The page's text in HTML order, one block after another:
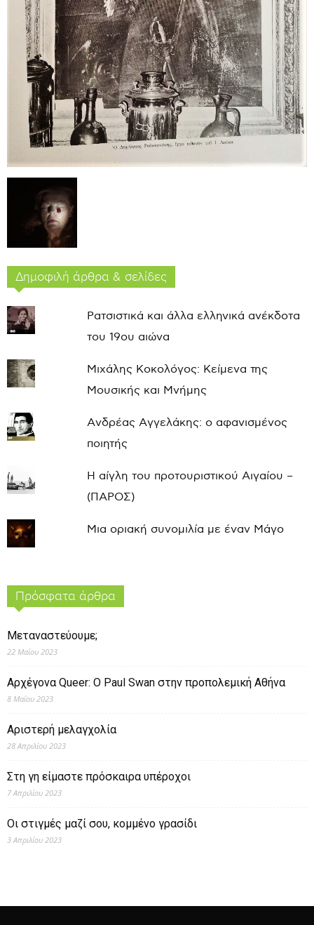
Δημοφιλή άρθρα & σελίδες
Ρατσιστικά και άλλα ελληνικά ανέκδοτα
του 19ου αιώνα
Μιχάλης Κοκολόγος: Κείμενα της
Μουσικής και Μνήμης
Ανδρέας Αγγελάκης: ο αφανισμένος
ποιητής
Η αίγλη του προτουριστικού Αιγαίου –
(ΠΑΡΟΣ)
Μια οριακή συνομιλία με έναν Μάγο
Πρόσφατα άρθρα
Μεταναστεύουμε;
22 Μαΐου 2023
Αρχέγονα Queer: O Paul Swan στην προπολεμική Αθήνα
8 Μαΐου 2023
Αριστερή μελαγχολία
28 Απριλίου 2023
Στη γη είμαστε πρόσκαιρα υπέροχοι
7 Απριλίου 2023
Οι στιγμές μαζί σου, κομμένο γρασίδι
3 Απριλίου 2023